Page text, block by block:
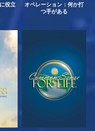
役立
オペレーション：何か打
つ手がある